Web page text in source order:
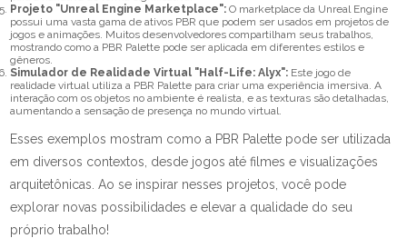
Projeto "Unreal Engine Marketplace": O marketplace da Unreal Engine
possui uma vasta gama de ativos PBR que podem ser usados em projetos de
jogos e animações. Muitos desenvolvedores compartilham seus trabalhos,
mostrando como a PBR Palette pode ser aplicada em diferentes estilos e
gêneros.
Simulador de Realidade Virtual "Half-Life: Alyx": Este jogo de
realidade virtual utiliza a PBR Palette para criar uma experiência imersiva. A
interação com os objetos no ambiente é realista, e as texturas são detalhadas,
aumentando a sensação de presença no mundo virtual.
Esses exemplos mostram como a PBR Palette pode ser utilizada
em diversos contextos, desde jogos até filmes e visualizações
arquitetônicas. Ao se inspirar nesses projetos, você pode
explorar novas possibilidades e elevar a qualidade do seu
próprio trabalho!